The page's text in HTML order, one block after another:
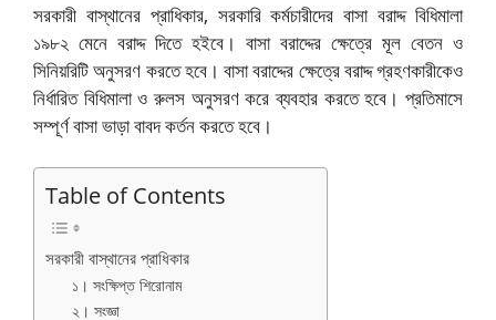
সরকারী বাস্থানের প্রাধিকার, সরকারি কর্মচারীদের বাসা বরাদ্দ বিধিমালা
১৯৮২ মেনে বরাদ্দ দিতে হইবে। বাসা বরাদ্দের ক্ষেত্রে মূল বেতন ও
সিনিয়রিটি অনুসরণ করতে হবে। বাসা বরাদ্দের ক্ষেত্রে বরাদ্দ গ্রহণকারীকেও
নির্ধারিত বিধিমালা ও রুলস অনুসরণ করে ব্যবহার করতে হবে। প্রতিমাসে
সম্পূর্ণ বাসা ভাড়া বাবদ কর্তন করতে হবে।
Table of Contents
সরকারী বাস্থানের প্রাধিকার
১। সংক্ষিপ্ত শিরোনাম
২। সংজ্ঞা